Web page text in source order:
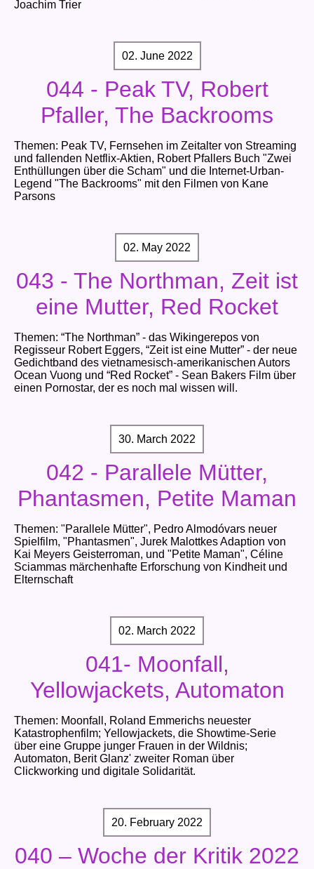
Joachim Trier
02. June 2022
044 - Peak TV, Robert
Pfaller, The Backrooms
Themen: Peak TV, Fernsehen im Zeitalter von Streaming
und fallenden Netflix-Aktien, Robert Pfallers Buch "Zwei
Enthüllungen über die Scham" und die Internet-Urban-
Legend "The Backrooms" mit den Filmen von Kane
Parsons
02. May 2022
043 - The Northman, Zeit ist
eine Mutter, Red Rocket
Themen: “The Northman” - das Wikingerepos von
Regisseur Robert Eggers, “Zeit ist eine Mutter” - der neue
Gedichtband des vietnamesisch-amerikanischen Autors
Ocean Vuong und “Red Rocket” - Sean Bakers Film über
einen Pornostar, der es noch mal wissen will.
30. March 2022
042 - Parallele Mütter,
Phantasmen, Petite Maman
Themen: "Parallele Mütter", Pedro Almodóvars neuer
Spielfilm, "Phantasmen", Jurek Malottkes Adaption von
Kai Meyers Geisterroman, und "Petite Maman", Céline
Sciammas märchenhafte Erforschung von Kindheit und
Elternschaft
02. March 2022
041- Moonfall,
Yellowjackets, Automaton
Themen: Moonfall, Roland Emmerichs neuester
Katastrophenfilm; Yellowjackets, die Showtime-Serie
über eine Gruppe junger Frauen in der Wildnis;
Automaton, Berit Glanz' zweiter Roman über
Clickworking und digitale Solidarität.
20. February 2022
040 – Woche der Kritik 2022